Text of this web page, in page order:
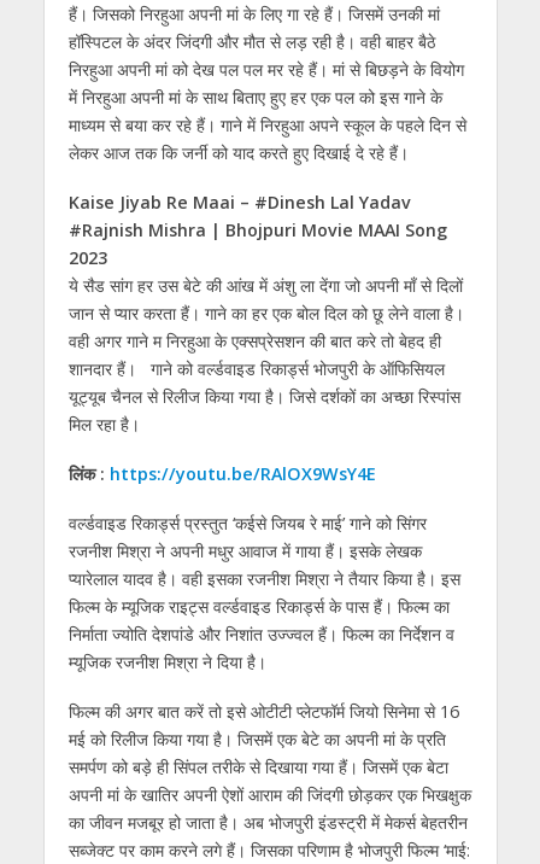
हैं। जिसको निरहुआ अपनी मां के लिए गा रहे हैं। जिसमें उनकी मां
हॉस्पिटल के अंदर जिंदगी और मौत से लड़ रही है। वही बाहर बैठे
निरहुआ अपनी मां को देख पल पल मर रहे हैं। मां से बिछड़ने के वियोग
में निरहुआ अपनी मां के साथ बिताए हुए हर एक पल को इस गाने के
माध्यम से बया कर रहे हैं। गाने में निरहुआ अपने स्कूल के पहले दिन से
लेकर आज तक कि जर्नी को याद करते हुए दिखाई दे रहे हैं।
Kaise Jiyab Re Maai – #Dinesh Lal Yadav
#Rajnish Mishra | Bhojpuri Movie MAAI Song
2023
ये सैड सांग हर उस बेटे की आंख में अंशु ला देंगा जो अपनी माँ से दिलों
जान से प्यार करता हैं। गाने का हर एक बोल दिल को छू लेने वाला है।
वही अगर गाने म निरहुआ के एक्सप्रेसशन की बात करे तो बेहद ही
शानदार हैं। गाने को वर्ल्डवाइड रिकार्ड्स भोजपुरी के ऑफिसियल
यूट्यूब चैनल से रिलीज किया गया है। जिसे दर्शकों का अच्छा रिस्पांस
मिल रहा है।
लिंक : https://youtu.be/RAlOX9WsY4E
वर्ल्डवाइड रिकार्ड्स प्रस्तुत ‘कईसे जियब रे माई’ गाने को सिंगर
रजनीश मिश्रा ने अपनी मधुर आवाज में गाया हैं। इसके लेखक
प्यारेलाल यादव है। वही इसका रजनीश मिश्रा ने तैयार किया है। इस
फिल्म के म्यूजिक राइट्स वर्ल्डवाइड रिकार्ड्स के पास हैं। फिल्म का
निर्माता ज्योति देशपांडे और निशांत उज्ज्वल हैं। फिल्म का निर्देशन व
म्यूजिक रजनीश मिश्रा ने दिया है।
फिल्म की अगर बात करें तो इसे ओटीटी प्लेटफॉर्म जियो सिनेमा से 16
मई को रिलीज किया गया है। जिसमें एक बेटे का अपनी मां के प्रति
समर्पण को बड़े ही सिंपल तरीके से दिखाया गया हैं। जिसमें एक बेटा
अपनी मां के खातिर अपनी ऐशों आराम की जिंदगी छोड़कर एक भिखक्षुक
का जीवन मजबूर हो जाता है। अब भोजपुरी इंडस्ट्री में मेकर्स बेहतरीन
सब्जेक्ट पर काम करने लगे हैं। जिसका परिणाम है भोजपुरी फिल्म ‘माई: